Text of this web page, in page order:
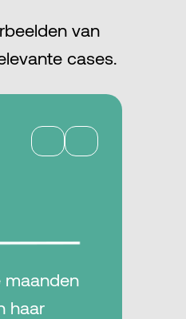
van
cases.
maanden
haar